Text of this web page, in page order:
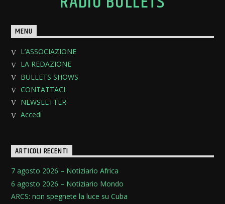
MENU
L’ASSOCIAZIONE
LA REDAZIONE
BULLETS SHOWS
CONTATTACI
NEWSLETTER
Accedi
ARTICOLI RECENTI
7 agosto 2026 – Notiziario Africa
6 agosto 2026 – Notiziario Mondo
ARCS: non spegnete la luce su Cuba